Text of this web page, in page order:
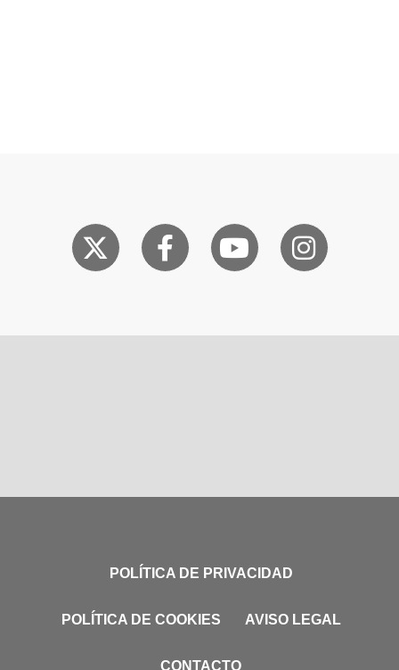
POLÍTICA DE PRIVACIDAD
POLÍTICA DE COOKIES AVISO LEGAL
CONTACTO